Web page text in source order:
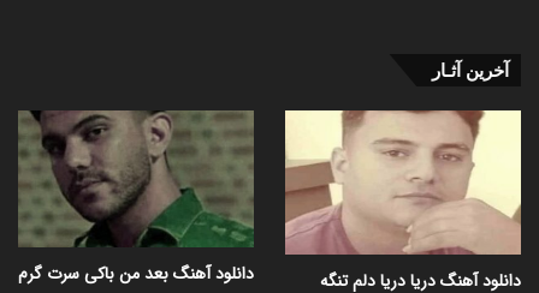
آخرین آثـار
دانلود آهنگ دریا دریا دلم تنگه
دانلود آهنگ بعد من باکی سرت گرم